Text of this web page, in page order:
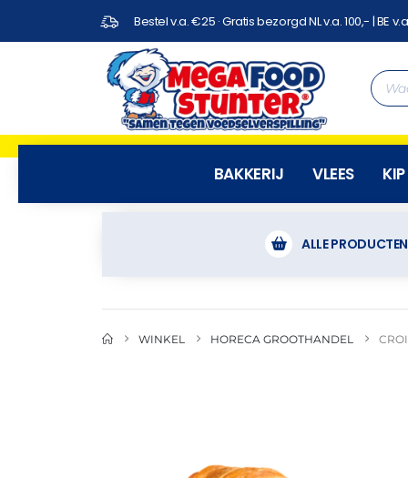
Bestel v.a. €25 · Gratis bezorgd NL v.a. 100,- | BE
BAKKERIJ VLEES KIP
ALLE PRODUCTEN
WINKEL HORECA GROOTHANDEL